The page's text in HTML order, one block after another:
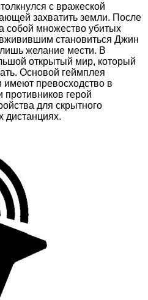
с вражеской
захватить земли. После
собой множество убитых
становиться Джин
желание мести. В
открытый мир, который
Основой геймплея
имеют превосходство в
противников герой
для скрытного
дистанциях.